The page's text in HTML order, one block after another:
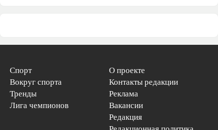
Спорт
Вокруг спорта
Тренды
Лига чемпионов
О проекте
Контакты редакции
Реклама
Вакансии
Редакция